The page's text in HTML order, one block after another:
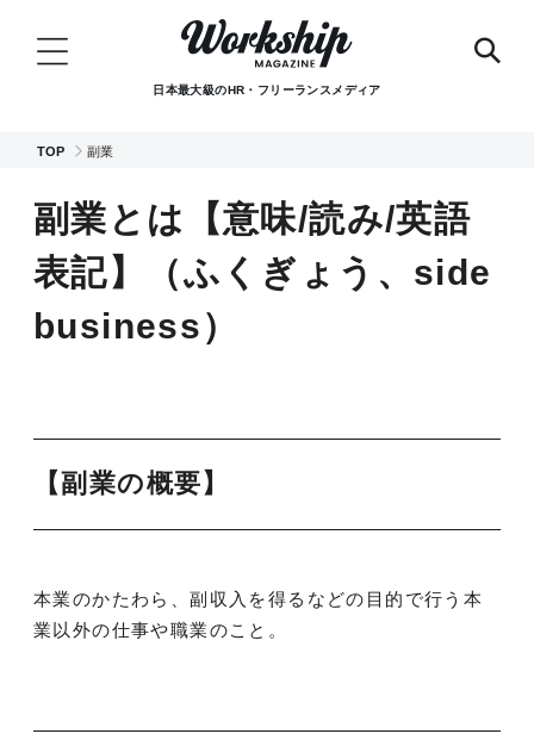
日本最大級のHR・フリーランスメディア
TOP 副業
副業とは【意味/読み/英語
表記】（ふくぎょう、side
business）
【副業の概要】
本業のかたわら、副収入を得るなどの目的で行う本
業以外の仕事や職業のこと。